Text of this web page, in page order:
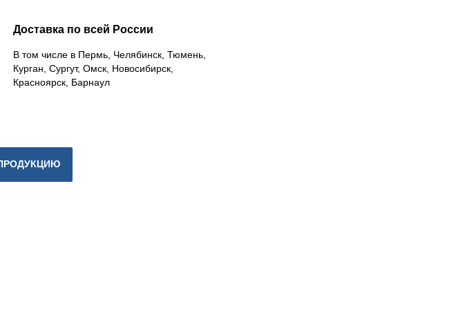
Доставка по всей России
В том числе в Пермь, Челябинск, Тюмень,
Курган, Сургут, Омск, Новосибирск,
Красноярск, Барнаул